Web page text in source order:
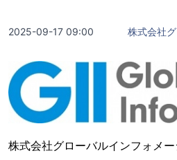
2025-09-17 09:00 株式会社
株式会社グローバルインフォメ